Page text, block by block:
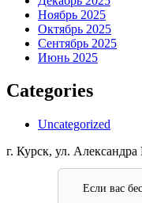
Ноябрь 2025
Октябрь 2025
Сентябрь 2025
Июнь 2025
Categories
Uncategorized
г. Курск, ул. Александра
Если вас